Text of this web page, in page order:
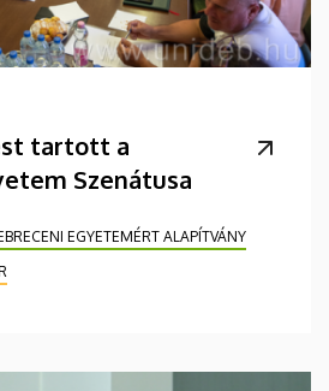
tartott a
Szenátusa
EGYETEMÉRT ALAPÍTVÁNY